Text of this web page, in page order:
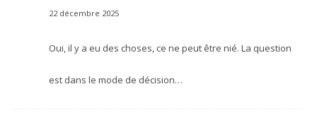
22 décembre 2025
Oui, il y a eu des choses, ce ne peut être nié. La question
est dans le mode de décision…